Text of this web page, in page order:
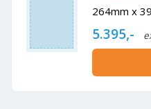
264mm x
5.395,-